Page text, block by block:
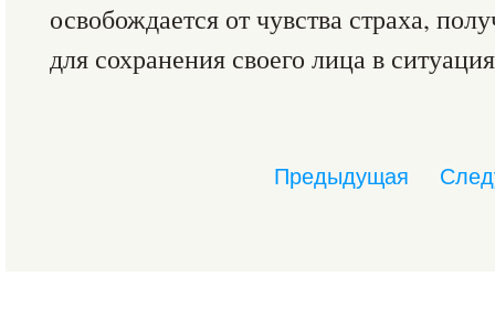
освобождается от чувства страха,
для сохранения своего лица в
Предыдущая